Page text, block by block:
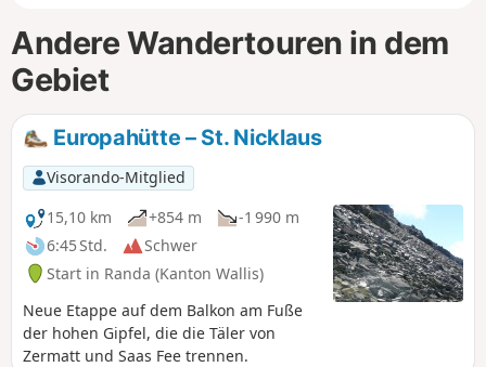
Andere Wandertouren in dem
Gebiet
Europahütte – St. Nicklaus
Visorando-Mitglied
15,10 km
+854 m
-1 990 m
6:45 Std.
Schwer
Start in Randa (Kanton Wallis)
Neue Etappe auf dem Balkon am Fuße
der hohen Gipfel, die die Täler von
Zermatt und Saas Fee trennen.